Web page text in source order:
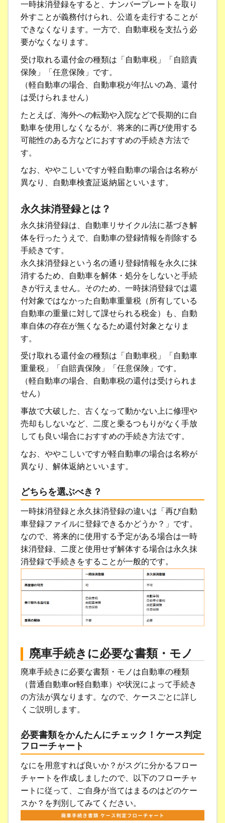
一時抹消登録をすると、ナンバープレートを取り
外すことが義務付けられ、公道を走行することが
できなくなります。一方で、自動車税を支払う必
要がなくなります。
受け取れる還付金の種類は「自動車税」「自賠責
保険」「任意保険」です。
（軽自動車の場合、自動車税が年払いの為、還付
は受けられません）
たとえば、海外への転勤や入院などで長期的に自
動車を使用しなくなるが、将来的に再び使用する
可能性のある方などにおすすめの手続き方法で
す。
なお、ややこしいですが軽自動車の場合は名称が
異なり、自動車検査証返納届といいます。
永久抹消登録とは？
永久抹消登録は、自動車リサイクル法に基づき解
体を行ったうえで、自動車の登録情報を削除する
手続きです。
永久抹消登録という名の通り登録情報を永久に抹
消するため、自動車を解体・処分をしないと手続
きが行えません。そのため、一時抹消登録では還
付対象ではなかった自動車重量税（所有している
自動車の重量に対して課せられる税金）も、自動
車自体の存在が無くなるため還付対象となりま
す。
受け取れる還付金の種類は「自動車税」「自動車
重量税」「自賠責保険」「任意保険」です。
（軽自動車の場合、自動車税の還付は受けられま
せん）
事故で大破した、古くなって動かない上に修理や
売却もしないなど、二度と乗るつもりがなく手放
しても良い場合におすすめの手続き方法です。
なお、ややこしいですが軽自動車の場合は名称が
異なり、解体返納といいます。
どちらを選ぶべき？
一時抹消登録と永久抹消登録の違いは「再び自動
車登録ファイルに登録できるかどうか？」です。
なので、将来的に使用する予定がある場合は一時
抹消登録、二度と使用せず解体する場合は永久抹
消登録で手続きをすることが一般的です。
廃車手続きに必要な書類・モノ
廃車手続きに必要な書類・モノは自動車の種類
（普通自動車or軽自動車）や状況によって手続き
の方法が異なります。なので、ケースごとに詳し
くご説明します。
必要書類をかんたんにチェック！ケース判定
フローチャート
なにを用意すれば良いか？がスグに分かるフロー
チャートを作成しましたので、以下のフローチャ
ートに従って、ご自身が当てはまるのはどのケー
スか？を判別してみてください。